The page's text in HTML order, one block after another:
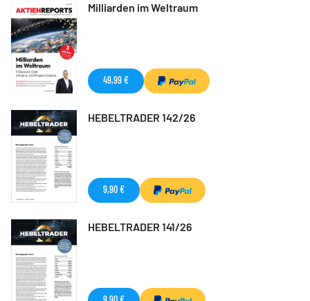
Milliarden im Weltraum
49,99 €
HEBELTRADER 142/26
9,90 €
HEBELTRADER 141/26